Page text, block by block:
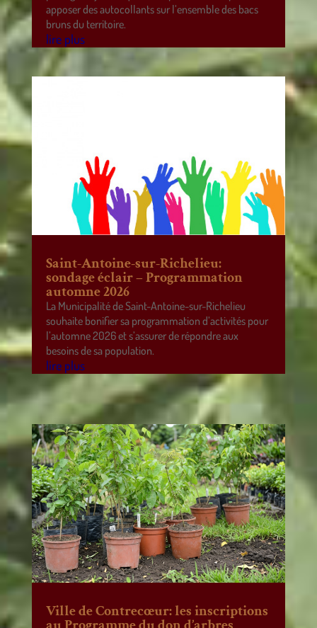
apposer des autocollants sur l’ensemble des bacs
bruns du territoire.
lire plus
Saint-Antoine-sur-Richelieu:
sondage éclair – Programmation
automne 2026
La Municipalité de Saint-Antoine-sur-Richelieu
souhaite bonifier sa programmation d’activités pour
l’automne 2026 et s’assurer de répondre aux
besoins de sa population.
lire plus
Ville de Contrecœur: les inscriptions